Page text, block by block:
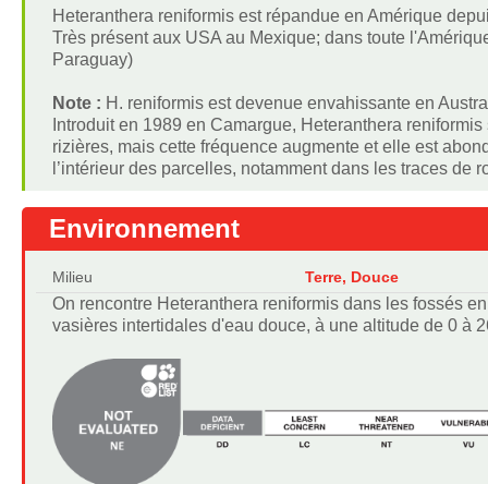
Heteranthera reniformis est répandue en Amérique
Très présent aux USA au Mexique; dans toute
Paraguay)
Note : H. reniformis est devenue envahissante en
Introduit en 1989 en Camargue, Heteranthera
rizières, mais cette fréquence augmente et elle est
l’intérieur des parcelles, notamment dans les traces de
Environnement
Milieu Terre, Douce
On rencontre Heteranthera reniformis dans les fossés
vasières intertidales d'eau douce, à une altitude de 0 à